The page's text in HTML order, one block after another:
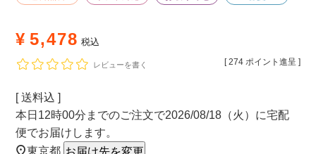
¥ 5,478 税込
[ 274 ポイント進呈 ]
レビューを書く
送料込
本日 12時00分 までのご注文で2026/08/18（火） に宅配
便でお届けします。
東京都